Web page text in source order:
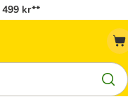
499 kr**